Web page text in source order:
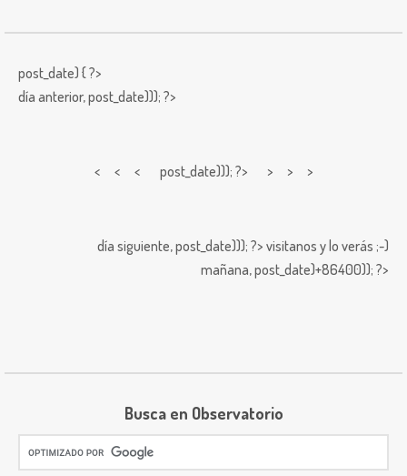
post_date) { ?>
día anterior,post_date))); ?>
< < < post_date))); ?> > > >
día siguiente,post_date))); ?> visitanos y lo verás ;-)
mañana,post_date)+86400)); ?>
Busca en Observatorio